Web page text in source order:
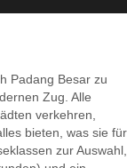
Padang Besar zu
Zug. Alle
verkehren,
bieten, was sie für
zur Auswahl,